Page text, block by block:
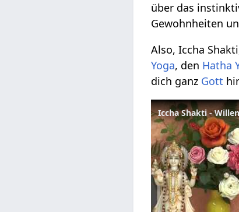
über das
Gewohnheiten
Also, Iccha
Yoga, den Hatha
dich ganz Gott
Iccha Shakti -